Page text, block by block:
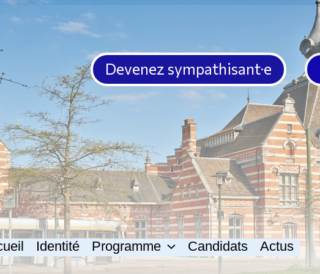
Devenez sympathisant·e
Identité Programme Candidats Actus